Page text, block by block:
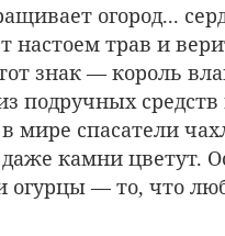
огород...
настоем трав и
знак — король
подручных средств
мире спасатели
камни цветут.
огурцы — то, что